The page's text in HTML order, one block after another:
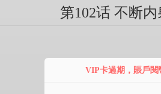
第102话 不断
VIP卡過期，賬戶閱